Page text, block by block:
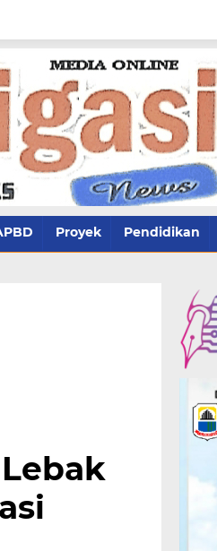
Proyek Pendidikan